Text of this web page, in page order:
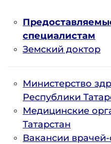
специалистам
Земский доктор
Министерство
Республики
Медицинские
Татарстан
Вакансии